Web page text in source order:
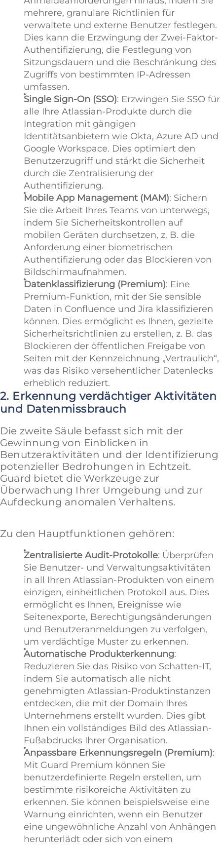
mehrere, granulare Richtlinien für
verwaltete und externe Benutzer festlegen.
Dies kann die Erzwingung der Zwei-Faktor-
Authentifizierung, die Festlegung von
Sitzungsdauern und die Beschränkung des
Zugriffs von bestimmten IP-Adressen
umfassen.
Single Sign-On (SSO): Erzwingen Sie SSO für
alle Ihre Atlassian-Produkte durch die
Integration mit gängigen
Identitätsanbietern wie Okta, Azure AD und
Google Workspace. Dies optimiert den
Benutzerzugriff und stärkt die Sicherheit
durch die Zentralisierung der
Authentifizierung.
Mobile App Management (MAM): Sichern
Sie die Arbeit Ihres Teams von unterwegs,
indem Sie Sicherheitskontrollen auf
mobilen Geräten durchsetzen, z. B. die
Anforderung einer biometrischen
Authentifizierung oder das Blockieren von
Bildschirmaufnahmen.
Datenklassifizierung (Premium): Eine
Premium-Funktion, mit der Sie sensible
Daten in Confluence und Jira klassifizieren
können. Dies ermöglicht es Ihnen, gezielte
Sicherheitsrichtlinien zu erstellen, z. B. das
Blockieren der öffentlichen Freigabe von
Seiten mit der Kennzeichnung „Vertraulich“,
was das Risiko versehentlicher Datenlecks
erheblich reduziert.
2. Erkennung verdächtiger Aktivitäten
und Datenmissbrauch
Die zweite Säule befasst sich mit der
Gewinnung von Einblicken in
Benutzeraktivitäten und der Identifizierung
potenzieller Bedrohungen in Echtzeit.
Guard bietet die Werkzeuge zur
Überwachung Ihrer Umgebung und zur
Aufdeckung anomalen Verhaltens.
Zu den Hauptfunktionen gehören:
Zentralisierte Audit-Protokolle: Überprüfen
Sie Benutzer- und Verwaltungsaktivitäten
in all Ihren Atlassian-Produkten von einem
einzigen, einheitlichen Protokoll aus. Dies
ermöglicht es Ihnen, Ereignisse wie
Seitenexporte, Berechtigungsänderungen
und Benutzeranmeldungen zu verfolgen,
um verdächtige Muster zu erkennen.
Automatische Produkterkennung:
Reduzieren Sie das Risiko von Schatten-IT,
indem Sie automatisch alle nicht
genehmigten Atlassian-Produktinstanzen
entdecken, die mit der Domain Ihres
Unternehmens erstellt wurden. Dies gibt
Ihnen ein vollständiges Bild des Atlassian-
Fußabdrucks Ihrer Organisation.
Anpassbare Erkennungsregeln (Premium):
Mit Guard Premium können Sie
benutzerdefinierte Regeln erstellen, um
bestimmte risikoreiche Aktivitäten zu
erkennen. Sie können beispielsweise eine
Warnung einrichten, wenn ein Benutzer
eine ungewöhnliche Anzahl von Anhängen
herunterlädt oder sich von einem